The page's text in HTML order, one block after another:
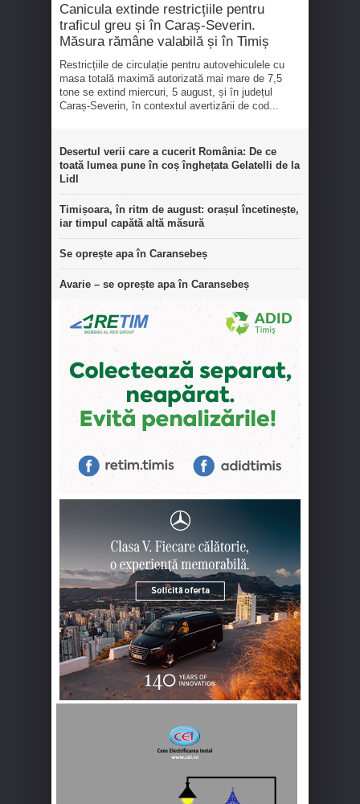
Canicula extinde restricțiile pentru
traficul greu și în Caraș-Severin.
Măsura rămâne valabilă și în Timiș
Restricțiile de circulație pentru autovehiculele cu
masa totală maximă autorizată mai mare de 7,5
tone se extind miercuri, 5 august, și în județul
Caraș-Severin, în contextul avertizării de cod...
Desertul verii care a cucerit România: De ce
toată lumea pune în coș înghețata Gelatelli de la
Lidl
Timișoara, în ritm de august: orașul încetinește,
iar timpul capătă altă măsură
Se oprește apa în Caransebeș
Avarie – se oprește apa în Caransebeș